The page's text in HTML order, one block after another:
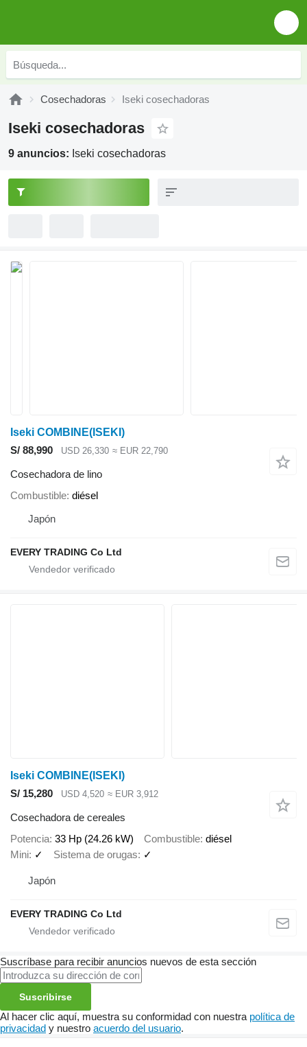
Cosechadoras Iseki cosechadoras
Iseki cosechadoras
9 anuncios: Iseki cosechadoras
Iseki COMBINE(ISEKI)
S/ 88,990
USD 26,330 ≈ EUR 22,790
Cosechadora de lino
Combustible diésel
Japón
EVERY TRADING Co Ltd
Iseki COMBINE(ISEKI)
S/ 15,280
USD 4,520 ≈ EUR 3,912
Cosechadora de cereales
Potencia 33 Hp (24.26 kW) Combustible diésel
Mini ✓ Sistema de orugas ✓
Japón
EVERY TRADING Co Ltd
Suscríbase para recibir anuncios nuevos de esta sección
Suscribirse
Al hacer clic aquí, muestra su conformidad con nuestra política de
privacidad y nuestro acuerdo del usuario.